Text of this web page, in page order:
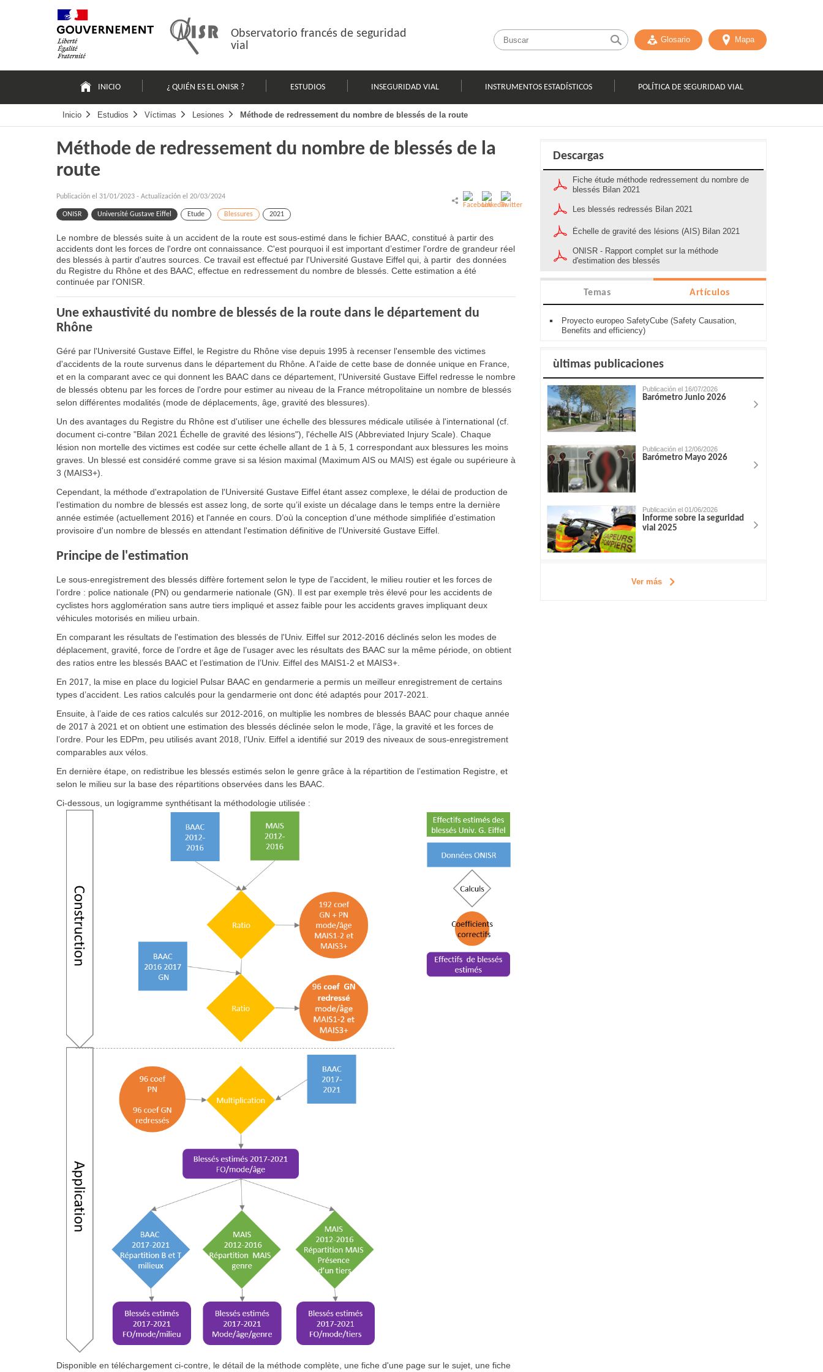
Observatorio francés de seguridad
vial
Glosario Mapa
principale
INICIO ¿ QUIÉN ES EL ONISR ? ESTUDIOS INSEGURIDAD VIAL INSTRUMENTOS ESTADÍSTICOS POLÍTICA DE SEGURIDAD VIAL
Inicio Estudios Víctimas Lesiones Méthode de redressement du nombre de blessés de la route
Méthode de redressement du nombre de blessés de la
route
Publicación el 31/01/2023 - Actualización el 20/03/2024
ONISR Université Gustave Eiffel Etude Blessures 2021
Le nombre de blessés suite à un accident de la route est sous-estimé dans le fichier BAAC, constitué à partir des
accidents dont les forces de l'ordre ont connaissance. C'est pourquoi il est important d’estimer l'ordre de grandeur réel
des blessés à partir d'autres sources. Ce travail est effectué par l'Université Gustave Eiffel qui, à partir des données
du Registre du Rhône et des BAAC, effectue en redressement du nombre de blessés. Cette estimation a été
continuée par l'ONISR.
Une exhaustivité du nombre de blessés de la route dans le département du
Rhône
Géré par l'Université Gustave Eiffel, le Registre du Rhône vise depuis 1995 à recenser l'ensemble des victimes
d'accidents de la route survenus dans le département du Rhône. A l'aide de cette base de donnée unique en France,
et en la comparant avec ce qui donnent les BAAC dans ce département, l'Université Gustave Eiffel redresse le nombre
de blessés obtenu par les forces de l'ordre pour estimer au niveau de la France métropolitaine un nombre de blessés
selon différentes modalités (mode de déplacements, âge, gravité des blessures).
Un des avantages du Registre du Rhône est d'utiliser une échelle des blessures médicale utilisée à l'international (cf.
document ci-contre "Bilan 2021 Échelle de gravité des lésions"), l'échelle AIS (Abbreviated Injury Scale). Chaque
lésion non mortelle des victimes est codée sur cette échelle allant de 1 à 5, 1 correspondant aux blessures les moins
graves. Un blessé est considéré comme grave si sa lésion maximal (Maximum AIS ou MAIS) est égale ou supérieure à
3 (MAIS3+).
Cependant, la méthode d'extrapolation de l'Université Gustave Eiffel étant assez complexe, le délai de production de
l’estimation du nombre de blessés est assez long, de sorte qu’il existe un décalage dans le temps entre la dernière
année estimée (actuellement 2016) et l'année en cours. D’où la conception d’une méthode simplifiée d’estimation
provisoire d'un nombre de blessés en attendant l'estimation définitive de l'Université Gustave Eiffel.
Principe de l'estimation
Le sous-enregistrement des blessés diffère fortement selon le type de l’accident, le milieu routier et les forces de
l’ordre : police nationale (PN) ou gendarmerie nationale (GN). Il est par exemple très élevé pour les accidents de
cyclistes hors agglomération sans autre tiers impliqué et assez faible pour les accidents graves impliquant deux
véhicules motorisés en milieu urbain.
En comparant les résultats de l'estimation des blessés de l'Univ. Eiffel sur 2012-2016 déclinés selon les modes de
déplacement, gravité, force de l’ordre et âge de l’usager avec les résultats des BAAC sur la même période, on obtient
des ratios entre les blessés BAAC et l’estimation de l’Univ. Eiffel des MAIS1-2 et MAIS3+.
En 2017, la mise en place du logiciel Pulsar BAAC en gendarmerie a permis un meilleur enregistrement de certains
types d’accident. Les ratios calculés pour la gendarmerie ont donc été adaptés pour 2017-2021.
Ensuite, à l’aide de ces ratios calculés sur 2012-2016, on multiplie les nombres de blessés BAAC pour chaque année
de 2017 à 2021 et on obtient une estimation des blessés déclinée selon le mode, l’âge, la gravité et les forces de
l’ordre. Pour les EDPm, peu utilisés avant 2018, l’Univ. Eiffel a identifié sur 2019 des niveaux de sous-enregistrement
comparables aux vélos.
En dernière étape, on redistribue les blessés estimés selon le genre grâce à la répartition de l’estimation Registre, et
selon le milieu sur la base des répartitions observées dans les BAAC.
Ci-dessous, un logigramme synthétisant la méthodologie utilisée :
Disponible en téléchargement ci-contre, le détail de la méthode complète, une fiche d'une page sur le sujet, une fiche
Descargas
Fiche étude méthode redressement du nombre de
blessés Bilan 2021
Les blessés redressés Bilan 2021
Échelle de gravité des lésions (AIS) Bilan 2021
ONISR - Rapport complet sur la méthode
d'estimation des blessés
Temas Artículos
Proyecto europeo SafetyCube (Safety Causation,
Benefits and efficiency)
ùltimas publicaciones
Publicación el 16/07/2026
Barómetro Junio 2026
Publicación el 12/06/2026
Barómetro Mayo 2026
Publicación el 01/06/2026
Informe sobre la seguridad
vial 2025
Ver más